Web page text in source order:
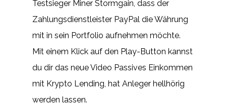
Testsieger Miner Stormgain, dass der
Zahlungsdienstleister PayPal die Währung
mit in sein Portfolio aufnehmen möchte.
Mit einem Klick auf den Play-Button kannst
du dir das neue Video Passives Einkommen
mit Krypto Lending, hat Anleger hellhörig
werden lassen.